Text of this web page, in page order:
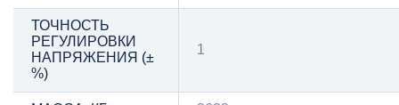
ТОЧНОСТЬ
РЕГУЛИРОВКИ
НАПРЯЖЕНИЯ (±
%)
1